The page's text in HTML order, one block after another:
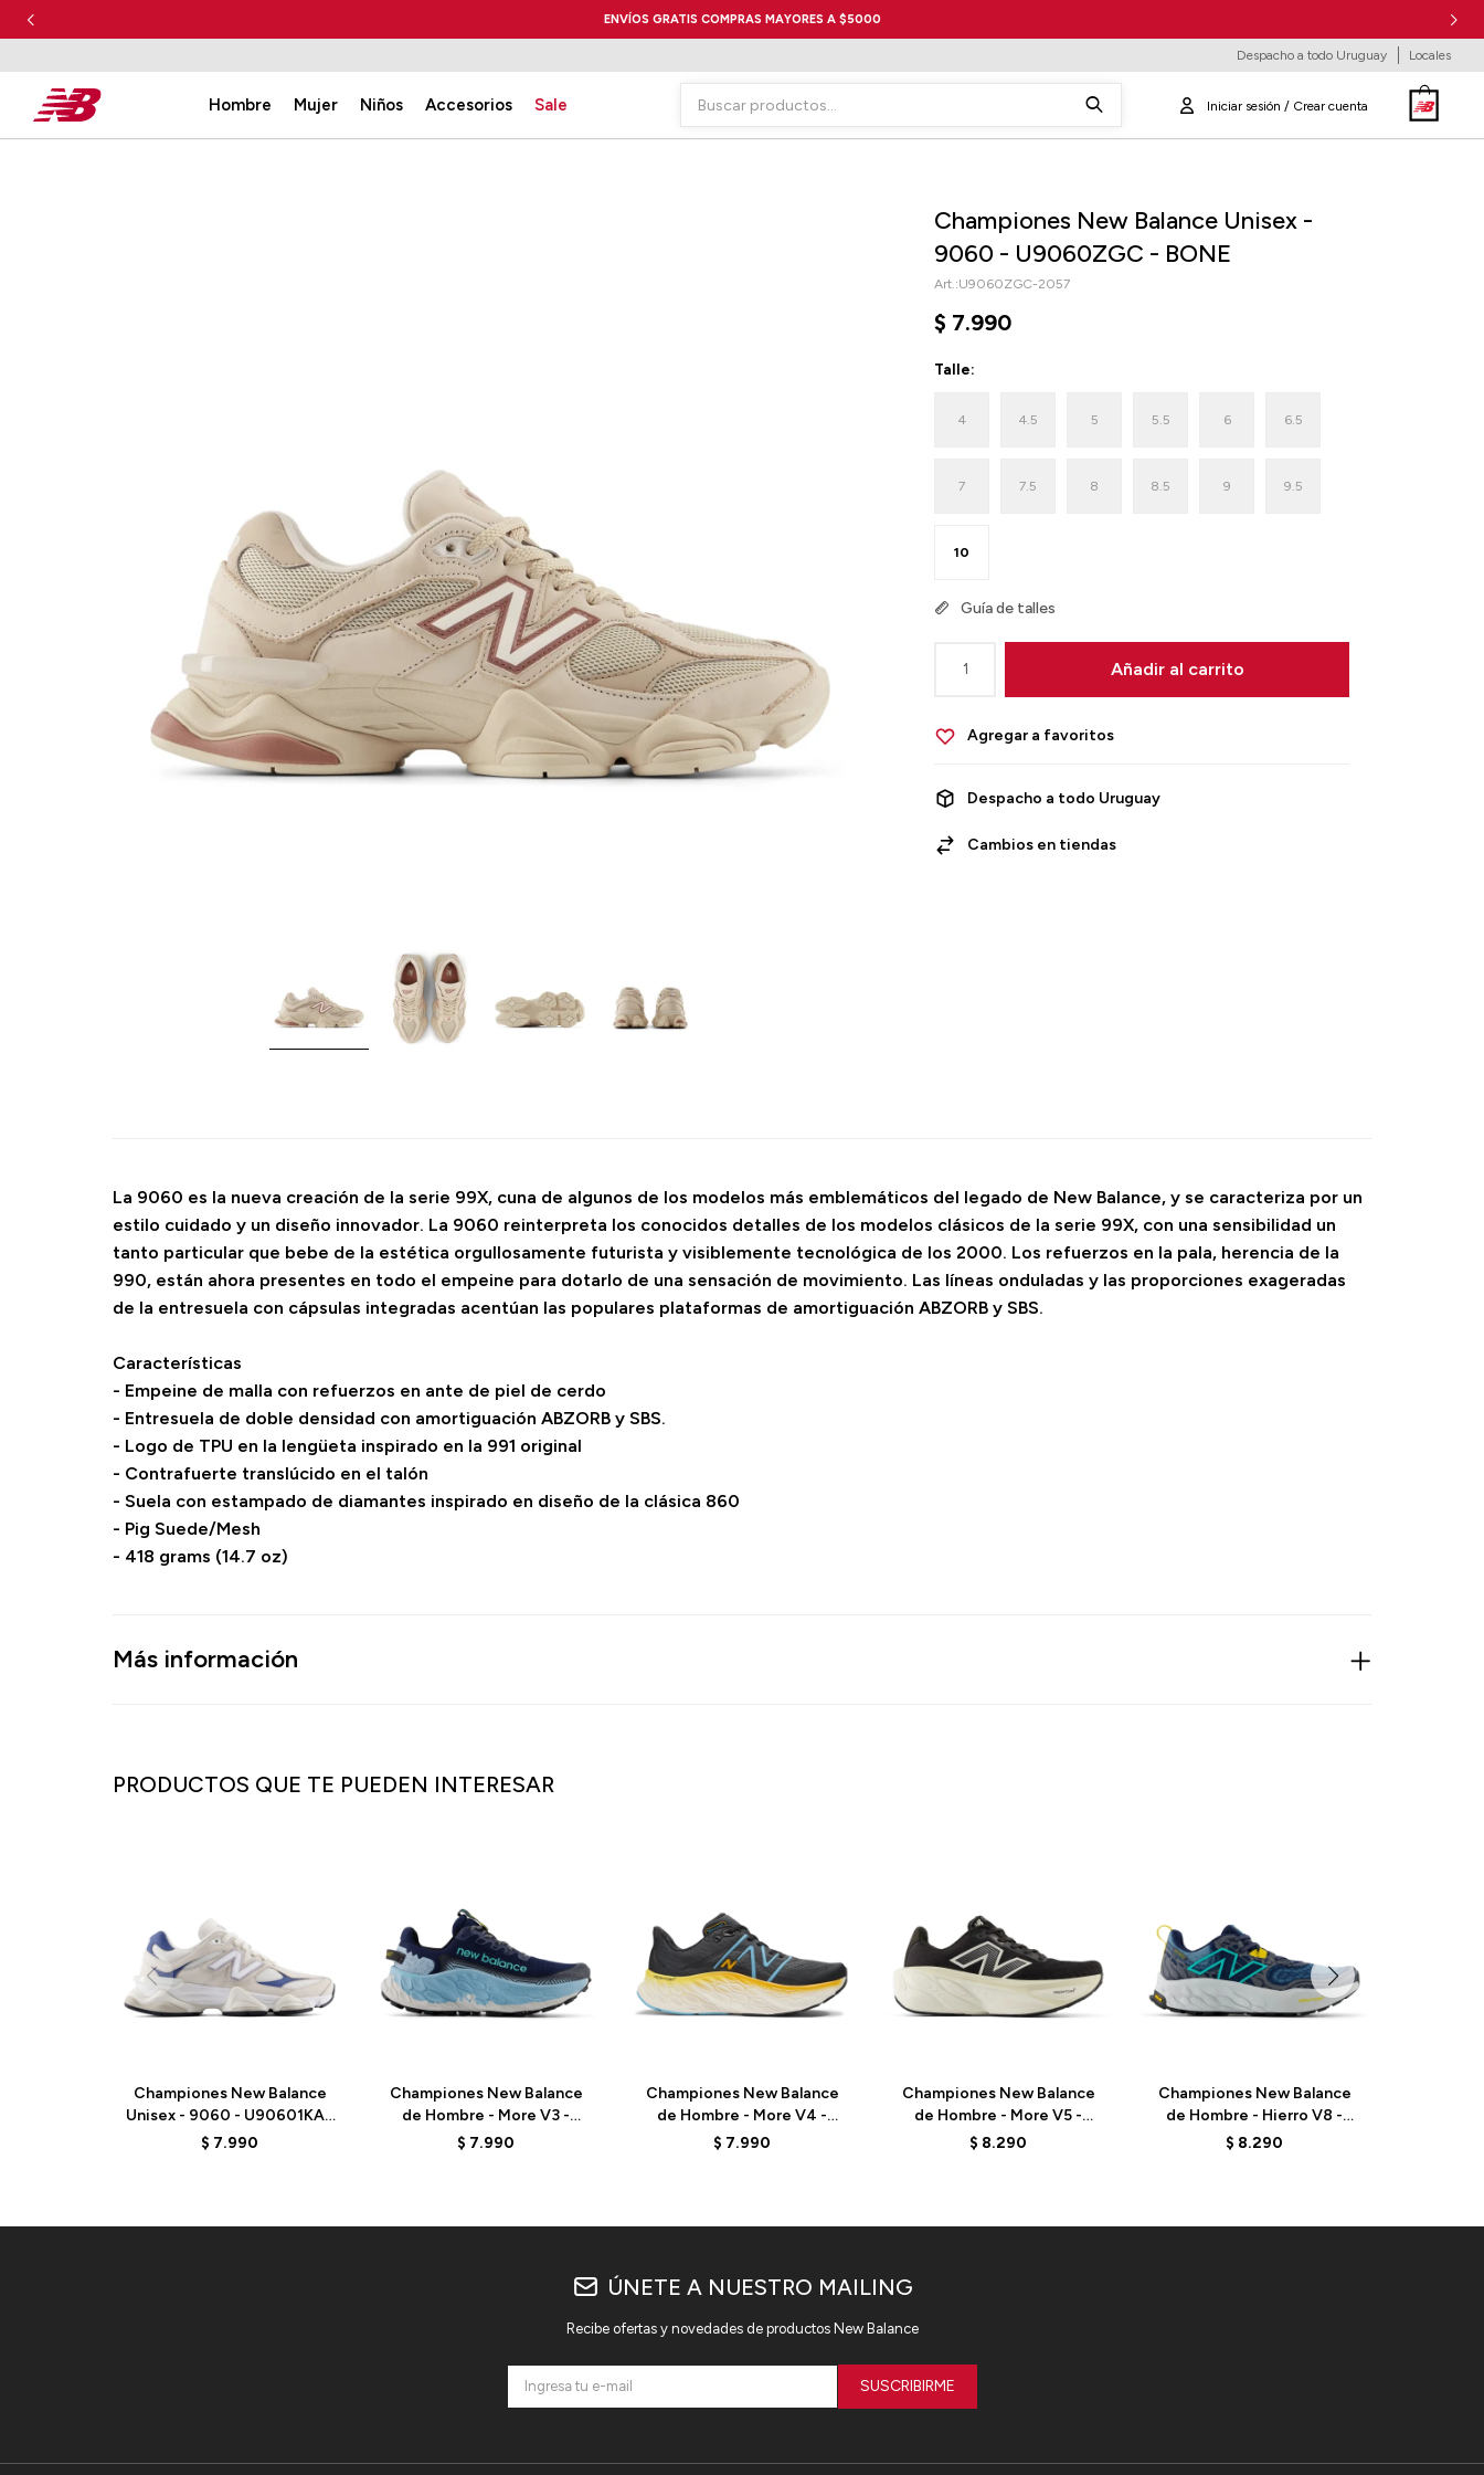
ENVÍOS GRATIS COMPRAS MAYORES A $5000
Hombre Mujer Niños Accesorios Sale
Despacho a todo Uruguay Locales
Championes New Balance Unisex -
9060 - U9060ZGC - BONE
U9060ZGC-2057
$ 7.990
Talle:
4 4.5 5 5.5 6 6.5
7 7.5 8 8.5 9 9.5
10
Guía de talles
1 Añadir al carrito
Despacho a todo Uruguay
Cambios en tiendas
La 9060 es la nueva creación de la serie 99X, cuna de algunos de los modelos más emblemáticos del legado de New Balance, y se caracteriza por un
estilo cuidado y un diseño innovador. La 9060 reinterpreta los conocidos detalles de los modelos clásicos de la serie 99X, con una sensibilidad un
tanto particular que bebe de la estética orgullosamente futurista y visiblemente tecnológica de los 2000. Los refuerzos en la pala, herencia de la
990, están ahora presentes en todo el empeine para dotarlo de una sensación de movimiento. Las líneas onduladas y las proporciones exageradas
de la entresuela con cápsulas integradas acentúan las populares plataformas de amortiguación ABZORB y SBS.
Características
- Empeine de malla con refuerzos en ante de piel de cerdo
- Entresuela de doble densidad con amortiguación ABZORB y SBS.
- Logo de TPU en la lengüeta inspirado en la 991 original
- Contrafuerte translúcido en el talón
- Suela con estampado de diamantes inspirado en diseño de la clásica 860
- Pig Suede/Mesh
- 418 grams (14.7 oz)
Más información
PRODUCTOS QUE TE PUEDEN INTERESAR
Championes New Balance
Unisex - 9060 - U90601KA -
BEIGE/AZUL
$ 7.990
Championes New Balance
de Hombre - More V3 -
MTMORAB3 - NAVY
$ 7.990
Championes New Balance
de Hombre - More V4 -
MMORCD4 - BLACK
$ 7.990
Championes New Balance
de Hombre - More V5 -
MMORCD5 - ELD
$ 8.290
Championes New Balance
de Hombre - Hierro V8 -
MTHIERD8 - NAVY
$ 8.290
ÚNETE A NUESTRO MAILING
Recibe ofertas y novedades de productos New Balance
SUSCRIBIRME